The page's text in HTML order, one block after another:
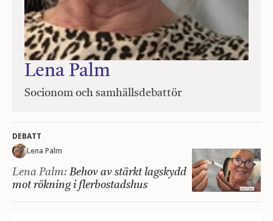
Lena Palm
Socionom och samhällsdebattör
DEBATT
Lena Palm
Lena Palm: Behov av stärkt lagskydd
mot rökning i flerbostadshus